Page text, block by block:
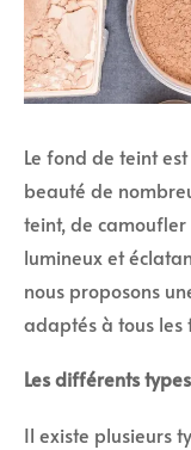
Le fond de teint
beauté de
teint, de
lumineux et
nous proposons
adaptés à tous les
Les différents
Il existe plusieurs